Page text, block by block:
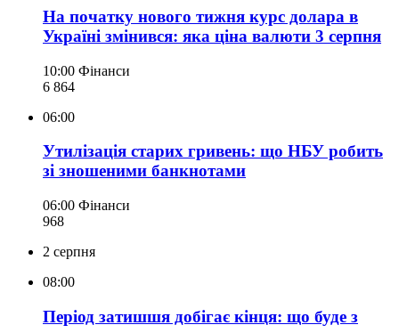
На початку нового тижня курс долара в
Україні змінився: яка ціна валюти 3 серпня
10:00 Фінанси
6 864
06:00
Утилізація старих гривень: що НБУ робить
зі зношеними банкнотами
06:00 Фінанси
968
2 серпня
08:00
Період затишшя добігає кінця: що буде з